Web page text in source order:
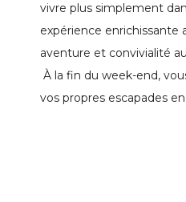
vivre plus simplement
expérience enrichissante
aventure et convivialité
À la fin du week-end,
vos propres escapades